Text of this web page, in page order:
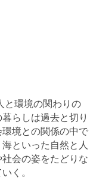
と環境の関わりの
らしは過去と切り
境との関係の中で
といった自然と人
会の姿をたどりな
く。